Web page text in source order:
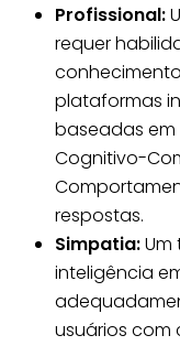
Profissional:
requer
plataformas
baseadas em
Cognitivo-
respostas.
Simpatia:Um
inteligência
usuários com